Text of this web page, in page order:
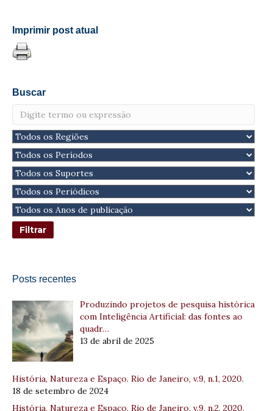
Imprimir post atual
Buscar
Posts recentes
Produzindo projetos de pesquisa histórica
com Inteligência Artificial: das fontes ao
quadr…
13 de abril de 2025
História, Natureza e Espaço. Rio de Janeiro, v.9, n.1, 2020.
18 de setembro de 2024
História, Natureza e Espaço. Rio de Janeiro, v.9, n.2, 2020.